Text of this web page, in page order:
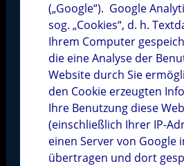
(„Google“). Google
sog. „Cookies“, d. h.
Ihrem Computer
die eine Analyse der
Website durch Sie
den Cookie erzeugten
Ihre Benutzung diese
(einschließlich Ihrer IP-
einen Server von Google
übertragen und dort